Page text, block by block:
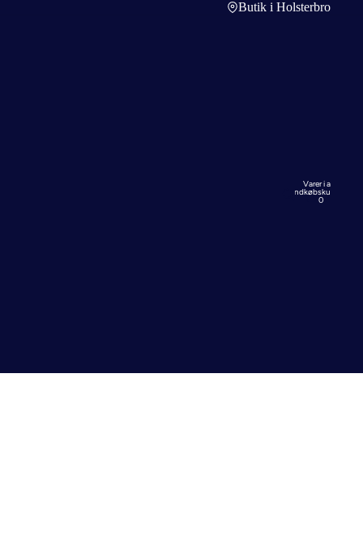
Butik i Holsterbro
Varer i alt i
indkøbskurven:
0